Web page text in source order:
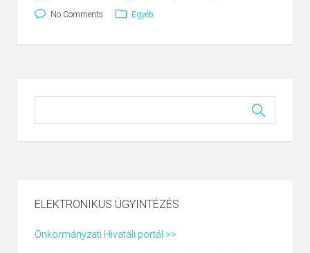
No Comments Egyéb
ELEKTRONIKUS ÜGYINTÉZÉS
Önkormányzati Hivatali portál >>